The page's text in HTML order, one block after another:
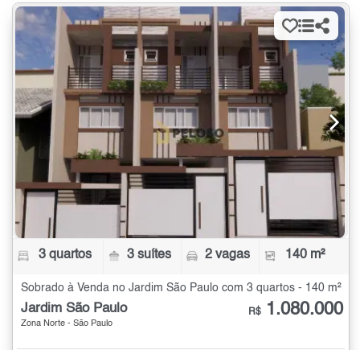
3 quartos 3 suítes 2 vagas 140 m²
Sobrado à Venda no Jardim São Paulo com 3 quartos - 140 m²
Jardim São Paulo
Zona Norte - São Paulo
R$ 1.080.000